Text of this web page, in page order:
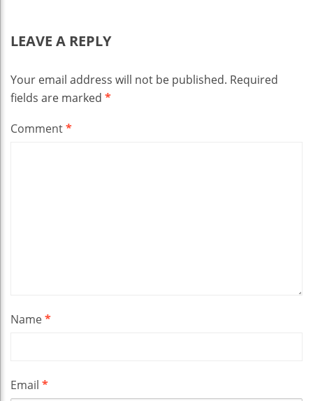
LEAVE A REPLY
Your email address will not be published. Required
fields are marked *
Comment*
Name*
Email *